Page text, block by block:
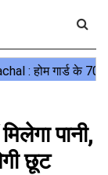
पानी,
छूट